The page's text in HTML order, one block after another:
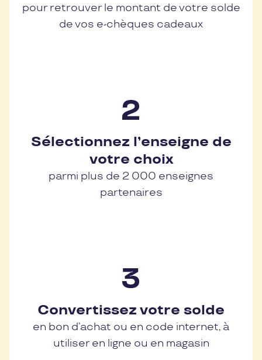
pour retrouver le montant de votre solde
de vos e-chèques cadeaux
Sélectionnez l’enseigne de
votre choix
parmi plus de 2 000 enseignes
partenaires
Convertissez votre solde
en bon d’achat ou en code internet, à
utiliser en ligne ou en magasin